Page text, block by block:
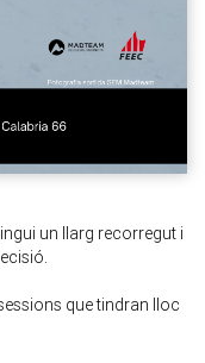
un llarg recorregut i
que tindran lloc